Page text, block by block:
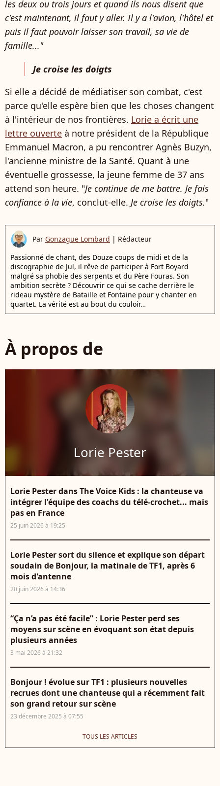
les deux ou trois jours et quand ils nous disent que
c'est maintenant, il faut y aller. Il y a l'avion, l'hôtel et
puis il faut pouvoir laisser son travail, sa vie de
famille..."
Je croise les doigts
Si elle a décidé de médiatiser son combat, c'est
parce qu'elle espère bien que les choses changent
à l'intérieur de nos frontières. Lorie a écrit une
lettre ouverte à notre président de la République
Emmanuel Macron, a pu rencontrer Agnès Buzyn,
l'ancienne ministre de la Santé. Quant à une
éventuelle grossesse, la jeune femme de 37 ans
attend son heure. "Je continue de me battre. Je fais
confiance à la vie, conclut-elle. Je croise les doigts."
Par Gonzague Lombard | Rédacteur
Passionné de chant, des Douze coups de midi et de la
discographie de Jul, il rêve de participer à Fort Boyard
malgré sa phobie des serpents et du Père Fouras. Son
ambition secrète ? Découvrir ce qui se cache derrière le
rideau mystère de Bataille et Fontaine pour y chanter en
quartet. La vérité est au bout du couloir…
À propos de
Lorie Pester
Lorie Pester dans The Voice Kids : la chanteuse va
intégrer l'équipe des coachs du télé-crochet... mais
pas en France
25 juin 2026 à 19:25
Lorie Pester sort du silence et explique son départ
soudain de Bonjour, la matinale de TF1, après 6
mois d'antenne
20 juin 2026 à 14:36
“Ça n’a pas été facile” : Lorie Pester perd ses
moyens sur scène en évoquant son état depuis
plusieurs années
3 mai 2026 à 21:32
Bonjour ! évolue sur TF1 : plusieurs nouvelles
recrues dont une chanteuse qui a récemment fait
son grand retour sur scène
23 décembre 2025 à 07:55
TOUS LES ARTICLES